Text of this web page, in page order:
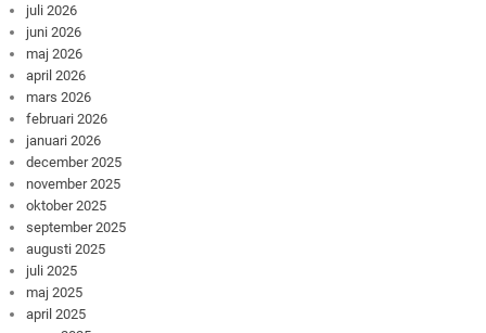
juli 2026
juni 2026
maj 2026
april 2026
mars 2026
februari 2026
januari 2026
december 2025
november 2025
oktober 2025
september 2025
augusti 2025
juli 2025
maj 2025
april 2025